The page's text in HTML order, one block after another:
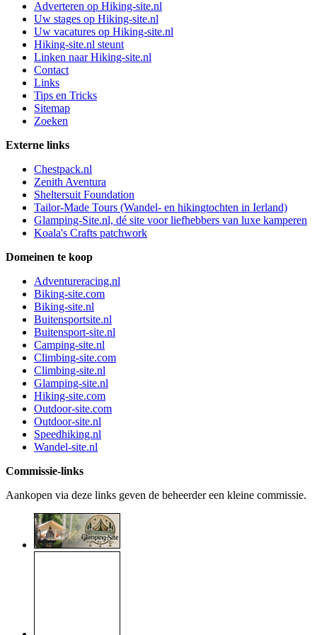
Adverteren op Hiking-site.nl
Uw stages op Hiking-site.nl
Uw vacatures op Hiking-site.nl
Hiking-site.nl steunt
Linken naar Hiking-site.nl
Contact
Links
Tips en Tricks
Sitemap
Zoeken
Externe links
Chestpack.nl
Zenith Aventura
Sheltersuit Foundation
Tailor-Made Tours (Wandel- en hikingtochten in Ierland)
Glamping-Site.nl, dé site voor liefhebbers van luxe kamperen
Koala's Crafts patchwork
Domeinen te koop
Adventureracing.nl
Biking-site.com
Biking-site.nl
Buitensportsite.nl
Buitensport-site.nl
Camping-site.nl
Climbing-site.com
Climbing-site.nl
Glamping-site.nl
Hiking-site.com
Outdoor-site.com
Outdoor-site.nl
Speedhiking.nl
Wandel-site.nl
Commissie-links
Aankopen via deze links geven de beheerder een kleine commissie.